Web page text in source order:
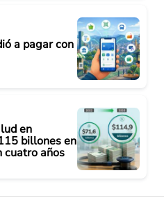
a pagar con
en
billones en
cuatro años